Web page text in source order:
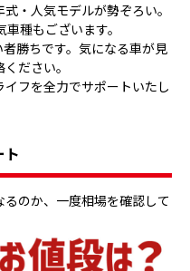
・人気モデルが勢ぞろい。
種もございます。
勝ちです。気になる車が見
ださい。
フを全力でサポートいたし
のか、一度相場を確認して